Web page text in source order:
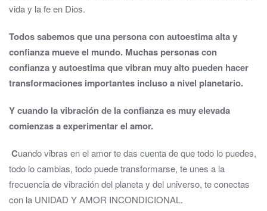
vida y la fe en Dios.
Todos sabemos que una persona con autoestima alta y
confianza mueve el mundo. Muchas personas con
confianza y autoestima que vibran muy alto pueden hacer
transformaciones importantes incluso a nivel planetario.
Y cuando la vibración de la confianza es muy elevada
comienzas a experimentar el amor.
Cuando vibras en el amor te das cuenta de que todo lo puedes,
todo lo cambias, todo puede transformarse, te unes a la
frecuencia de vibración del planeta y del universo, te conectas
con la UNIDAD Y AMOR INCONDICIONAL.